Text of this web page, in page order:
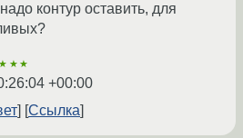
контур оставить, для
+00:00
Ссылка